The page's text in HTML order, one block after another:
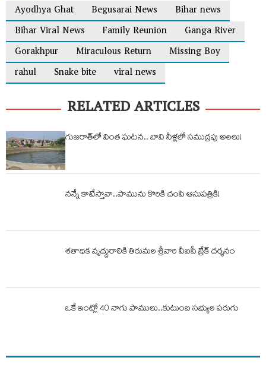
Ayodhya Ghat
Begusarai News
Bihar news
Bihar Viral News
Family Reunion
Ganga River
Gorakhpur
Miraculous Return
Missing Boy
rahul
Snake bite viral news
RELATED ARTICLES
గుజరాత్‌లో వింత ఘటన.. బావి నీళ్లలో సముద్రపు అలలు!
నన్నే కాటేస్తావా..పామును కొరికి చంపి ఆసుపత్రికి!
శతాధిక వృద్దురాలికి తిరుమల శ్రీవారి వీఐపీ బ్రేక్ దర్శనం
ఒకే ఇంట్లో 40 నాగు పాములు..కుటుంబ సభ్యుల పరుగు